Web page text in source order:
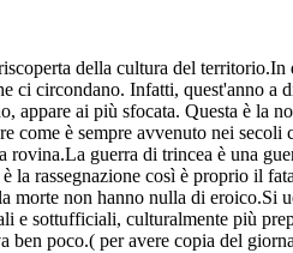
della cultura del
ci circondano. Infatti, quest'anno a
ai più sfocata. Questa è la
come è sempre avvenuto nei
guerra di trincea è una
rassegnazione così è proprio il
non hanno nulla di eroico.Si
sottufficiali, culturalmente più
poco.( per avere copia del